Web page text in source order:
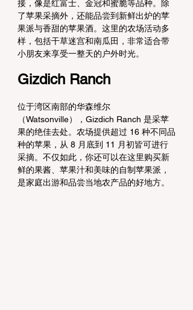
接，像是红富士、金冠和蜜脆等品种。除
了苹果采摘外，还能品尝到新鲜出炉的苹
果派与香甜的苹果酒。这里的农场活动多
样，包括干草迷宫和南瓜田，非常适合带
小朋友来享受一整天的户外时光。
Gizdich Ranch
位于湾区南部的华森维尔
（Watsonville），Gizdich Ranch 是采苹
果的绝佳去处。农场提供超过 16 种不同品
种的苹果，从 8 月底到 11 月初皆可进行
采摘。不仅如此，你还可以在这里购买新
鲜的果酱、苹果汁和美味的自制苹果派，
是家庭出游和品尝当地农产品的好地方。